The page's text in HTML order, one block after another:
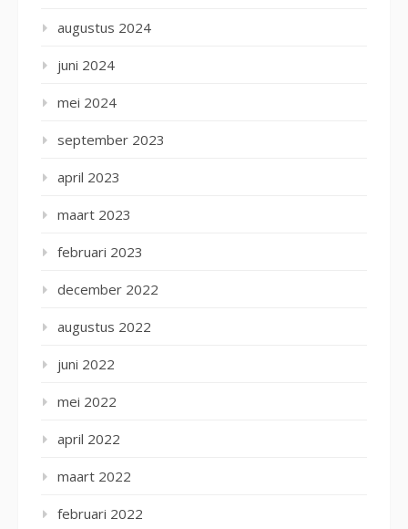
augustus 2024
juni 2024
mei 2024
september 2023
april 2023
maart 2023
februari 2023
december 2022
augustus 2022
juni 2022
mei 2022
april 2022
maart 2022
februari 2022